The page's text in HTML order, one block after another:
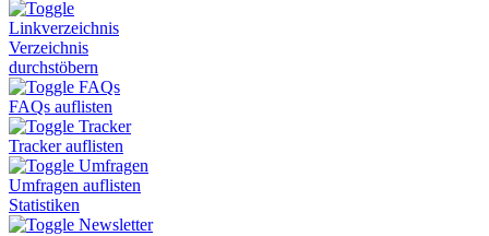
Linkverzeichnis
Verzeichnis
durchstöbern
FAQs
FAQs auflisten
Tracker
Tracker auflisten
Umfragen
Umfragen auflisten
Statistiken
Newsletter